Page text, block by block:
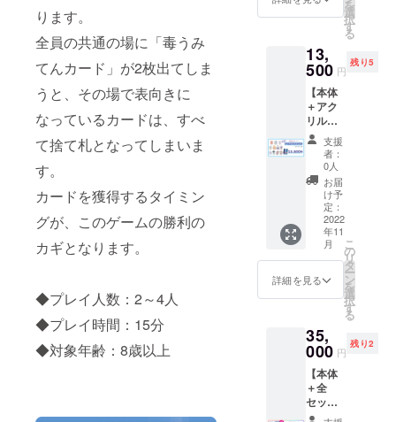
ります。
全員の共通の場に「毒うみ
てんカード」が2枚出てしま
うと、その場で表向きに
なっているカードは、すべ
て捨て札となってしまいま
す。
カードを獲得するタイミン
グが、このゲームの勝利の
カギとなります。
◆プレイ人数：2～4人
◆プレイ時間：15分
◆対象年齢：8歳以上
記です
が、毒
カード
として
お使い
くださ
い）
【料
金】 プ
ラン料
金5,000
円（消
費税
込）+送
プラン
です。
ルカ
ラー/16
ページ
【料
金】 プ
ラン料
金7,000
円（消
費税
込）+送
を
選
択
す
る
13,
500 円
残り5
【本体
＋アク
リルス
タンド
11種】
『ぼく
らのう
み』本
体1セッ
トとア
クリル
スタン
ド全11
種をお
送りす
るセッ
ンで
す。 サ
イズは
6cm×6
cmの予
定で
す。
支援
者：
0人
お届
け予
定：
2022
年11
月
詳細を見る
こ
の
リ
タ
ー
ン
を
選
択
す
る
35,
000 円
残り2
【本体
＋全
セット
プラン